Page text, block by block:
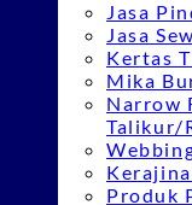
Jasa
Jasa
Kertas
Mika
Narrow
Talikur/
Produk